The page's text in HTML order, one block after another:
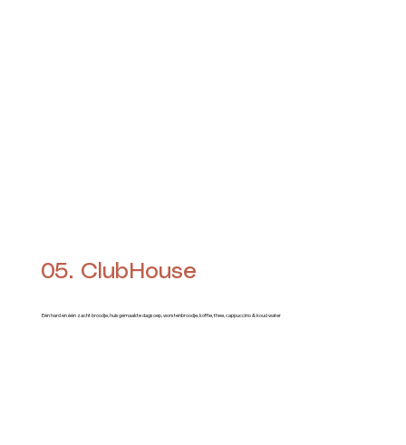
05. ClubHouse
Eén hard en één zacht broodje, huisgemaakte dagsoep, worstenbroodje, koffie, thee, cappuccino & koud water